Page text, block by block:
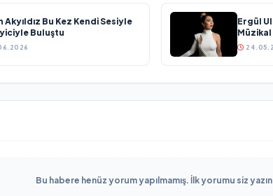
Akyıldız Bu Kez Kendi Sesiyle
Buluştu
Ergül
Bu habere henüz yorum yapılmamış. İlk yorumu siz